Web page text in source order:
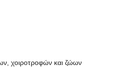
χοιροτροφών και ζώων